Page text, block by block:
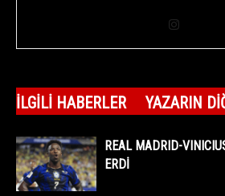
İLGILI HABERLER YAZARIN
REAL MADRID-
ERDİ